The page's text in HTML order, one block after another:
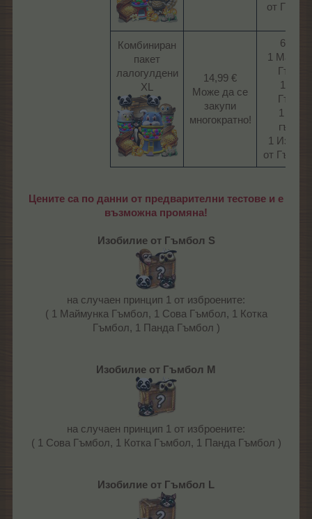
от
Комбиниран
пакет
лалогулдени
XL
14,99 €
Може да се
закупи
многократно!​
600 ЛГ
1
1 Сова
1
1
от
Цените са по данни от предварителни тестове и е
възможна промяна!
Изобилие от Гъмбол S
на случаен принцип 1 от изброените:
( 1 Маймунка Гъмбол, 1 Сова Гъмбол, 1 Котка
Гъмбол, 1 Панда Гъмбол )
Изобилие от Гъмбол M
на случаен принцип 1 от изброените:
( 1 Сова Гъмбол, 1 Котка Гъмбол, 1 Панда Гъмбол )
Изобилие от Гъмбол L